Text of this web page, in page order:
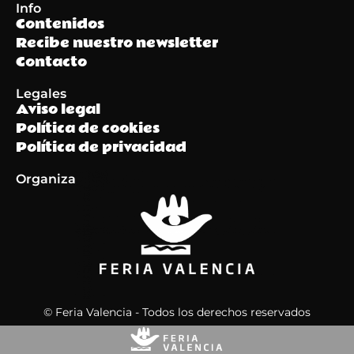
Info
Contenidos
Recibe nuestro newsletter
Contacto
Legales
Aviso legal
Política de cookies
Política de privacidad
Organiza
© Feria Valencia - Todos los derechos reservados